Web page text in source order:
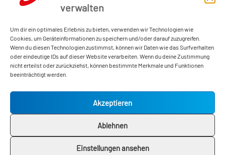
verwalten
Um dir ein optimales Erlebnis zu bieten, verwenden wir Technologien wie
Cookies, um Geräteinformationen zu speichern und/oder darauf zuzugreifen.
Wenn du diesen Technologien zustimmst, können wir Daten wie das Surfverhalten
oder eindeutige IDs auf dieser Website verarbeiten. Wenn du deine Zustimmung
nicht erteilst oder zurückziehst, können bestimmte Merkmale und Funktionen
beeinträchtigt werden.
Akzeptieren
Ablehnen
Einstellungen ansehen
Neues Rathaus
04109 Leipzig
Zimmer 178
0341 / 1232189
0341 / 1232185
afd-fraktion@leipzig.de